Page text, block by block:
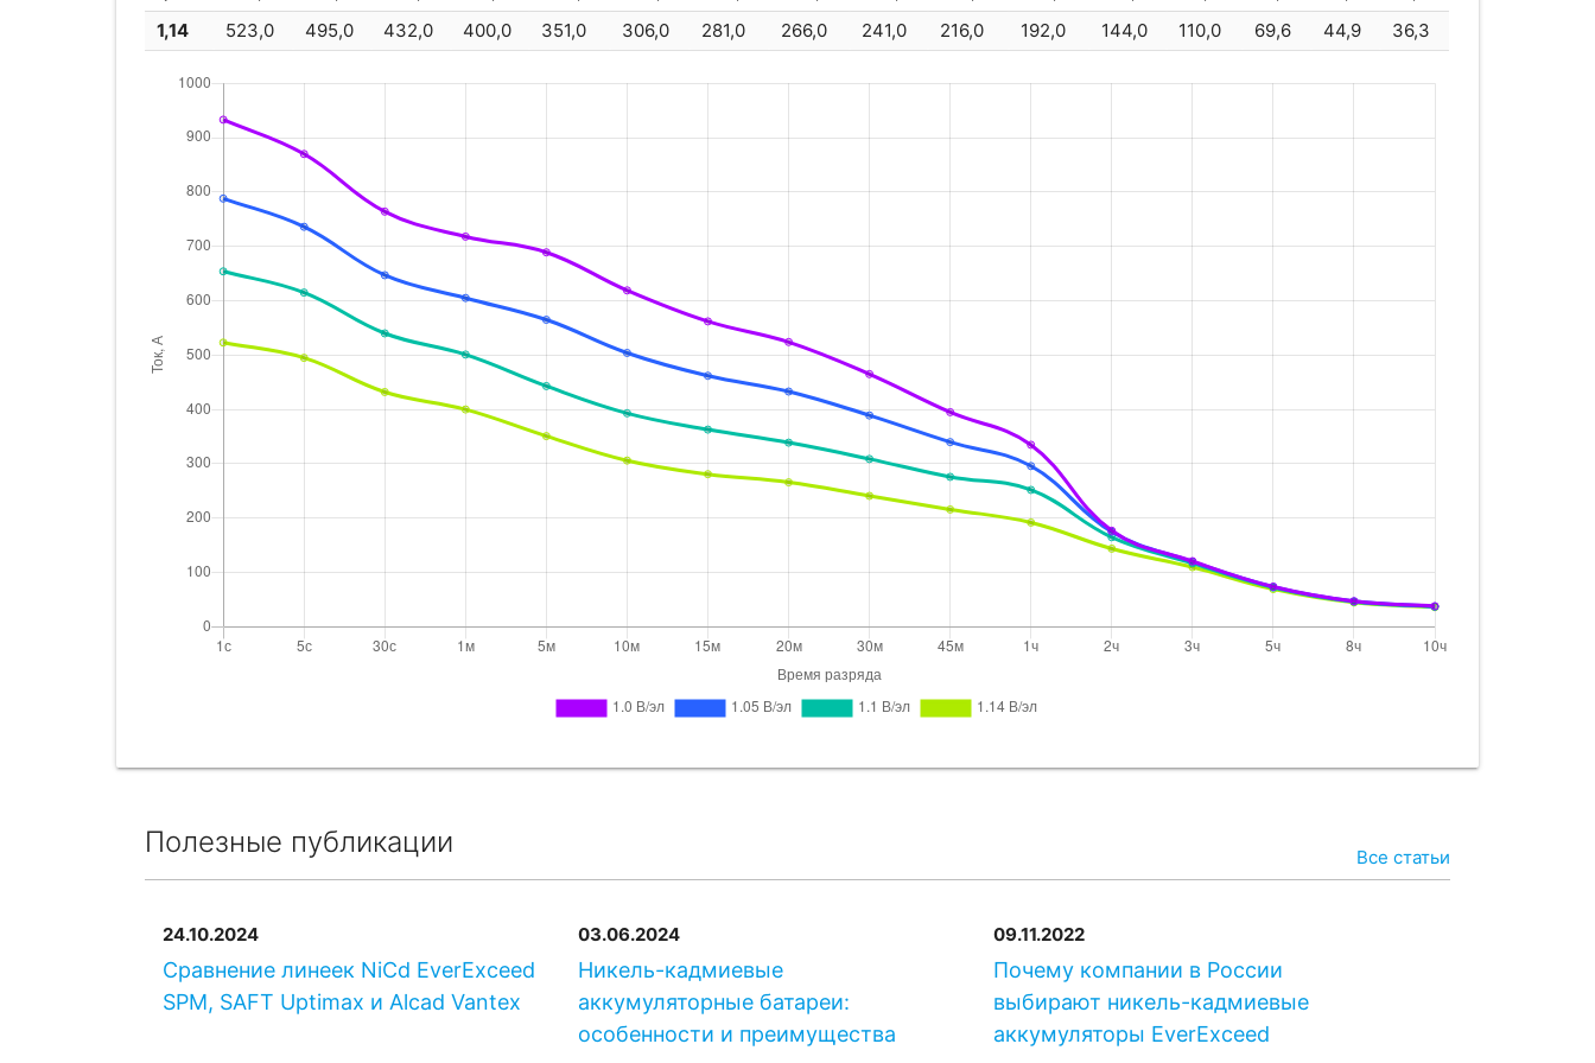
1,14
523,0 495,0 432,0 400,0 351,0 306,0 281,0 266,0 241,0 216,0 192,0 144,0 110,0 69,6 44,9 36,3
Полезные публикации Все статьи
24.10.2024
Сравнение линеек NiCd EverExceed
SPM, SAFT Uptimax и Alcad Vantex
03.06.2024
Никель-кадмиевые
аккумуляторные батареи:
особенности и преимущества
09.11.2022
Почему компании в России
выбирают никель-кадмиевые
аккумуляторы EverExceed